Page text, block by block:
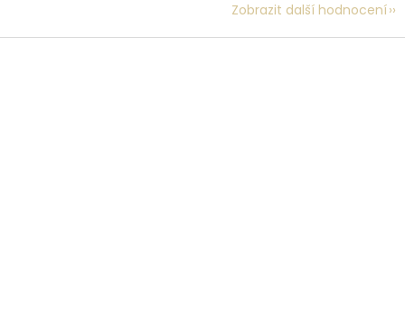
Zobrazit další hodnocení